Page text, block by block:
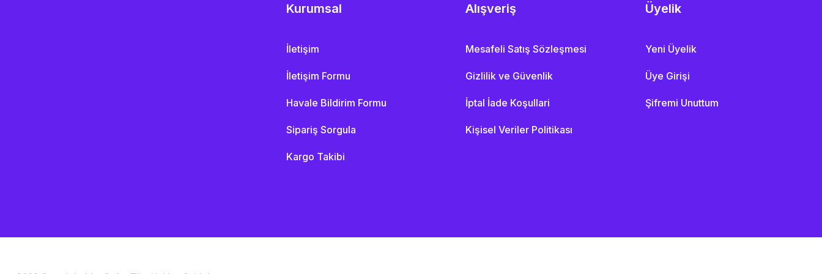
Kurumsal
İletişim
İletişim Formu
Havale Bildirim Formu
Sipariş Sorgula
Kargo Takibi
Alışveriş
Mesafeli Satış Sözleşmesi
Gizlilik ve Güvenlik
İptal İade Koşullari
Kişisel Veriler Politikası
Üyelik
Yeni Üyelik
Üye Girişi
Şifremi Unuttum